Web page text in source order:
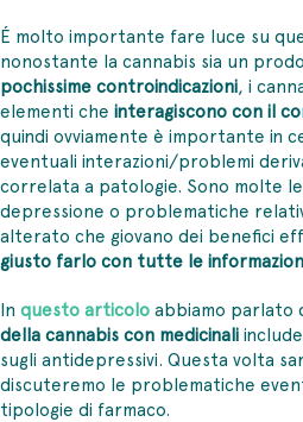
É molto importante fare luce su
nonostante la cannabis sia un
pochissime controindicazioni, i
elementi che interagiscono con il
quindi ovviamente è importante in
eventuali interazioni/problemi
correlata a patologie. Sono molte
depressione o problematiche
alterato che giovano dei benefici
giusto farlo con tutte le
In questo articoloabbiamo parlato
della cannabis con medicinali
sugli antidepressivi. Questa volta
discuteremo le problematiche
tipologie di farmaco.